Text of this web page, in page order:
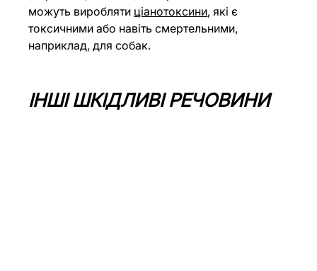
можуть виробляти ціанотоксини, які є
токсичними або навіть смертельними,
наприклад, для собак.
ІНШІ ШКІДЛИВІ РЕЧОВИНИ